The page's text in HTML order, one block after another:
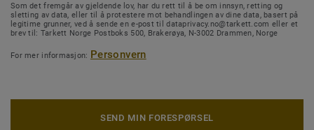
Som det fremgår av gjeldende lov, har du rett til å be om innsyn, retting og
sletting av data, eller til å protestere mot behandlingen av dine data, basert på
legitime grunner, ved å sende en e-post til dataprivacy.no@tarkett.com eller et
brev til: Tarkett Norge Postboks 500, Brakerøya, N-3002 Drammen, Norge
For mer informasjon: Personvern
SEND MIN FORESPØRSEL